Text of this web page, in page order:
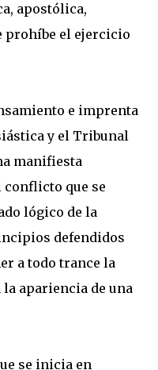
apostólica,
prohíbe el ejercicio
e imprenta
y el Tribunal
manifiesta
que se
lógico de la
defendidos
a todo trance la
apariencia de una
se inicia en